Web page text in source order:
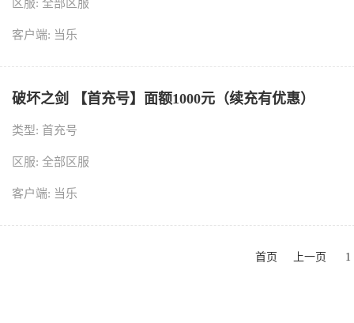
区服: 全部区服
客户端: 当乐
破坏之剑 【首充号】面额1000元（续充有优惠）
类型: 首充号
区服: 全部区服
客户端: 当乐
首页 上一页 1